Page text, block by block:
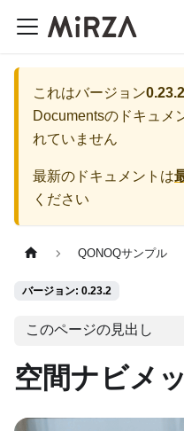
これはバージョン0.23.2
Documentsのドキュメ
れていません
最新のドキュメントは
ください
QONOQサンプル
バージョン: 0.23.2
このページの見出し
空間ナビメ